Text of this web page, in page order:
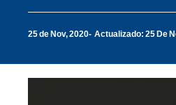
25 de Nov, 2020 Actualizado: 25 De